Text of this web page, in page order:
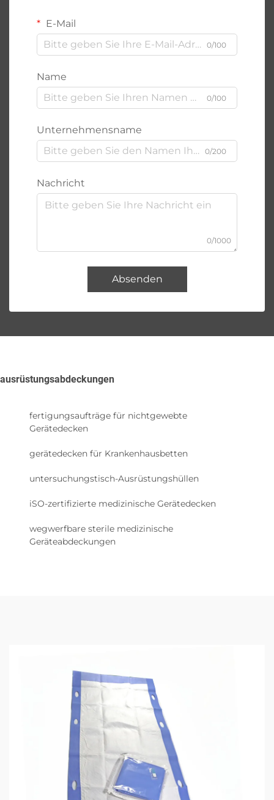
E-Mail
0/100
Name
0/100
Unternehmensname
0/200
Nachricht
0/1000
Absenden
ausrüstungsabdeckungen
fertigungsaufträge für nichtgewebte
Gerätedecken
gerätedecken für Krankenhausbetten
untersuchungstisch-Ausrüstungshüllen
iSO-zertifizierte medizinische Gerätedecken
wegwerfbare sterile medizinische
Geräteabdeckungen